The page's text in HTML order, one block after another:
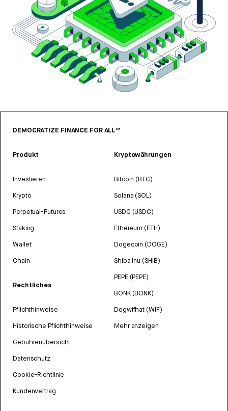
DEMOCRATIZE FINANCE FOR ALL™
Produkt
Investieren
Krypto
Perpetual-Futures
Staking
Wallet
Chain
Rechtliches
Pflichthinweise
Historische Pflichthinweise
Gebührenübersicht
Datenschutz
Cookie-Richtlinie
Kundenvertrag
Kryptowährungen
Bitcoin (BTC)
Solana (SOL)
USDC (USDC)
Ethereum (ETH)
Dogecoin (DOGE)
Shiba Inu (SHIB)
PEPE (PEPE)
BONK (BONK)
Dogwifhat (WIF)
Mehr anzeigen